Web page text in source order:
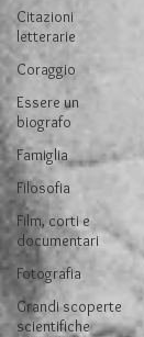
Citazioni
letterarie
Coraggio
Essere un
biografo
Famiglia
Filosofia
Film, corti e
documentari
Fotografia
Grandi scoperte
scientifiche